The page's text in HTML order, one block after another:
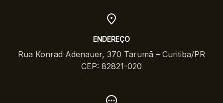
ENDEREÇO
Rua Konrad Adenauer, 370 Tarumã – Curitiba/PR
CEP: 82821-020